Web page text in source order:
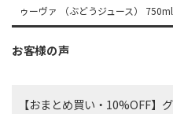
ゥーヴァ （ぶどうジュース）
お客様の声
【おまとめ買い・10%OFF